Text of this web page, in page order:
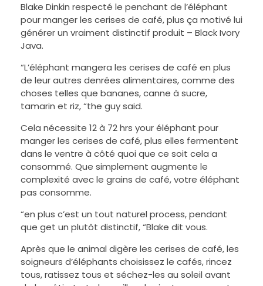
Blake Dinkin respecté le penchant de l’éléphant
pour manger les cerises de café, plus ça motivé lui
générer un vraiment distinctif produit – Black Ivory
Java.
“L’éléphant mangera les cerises de café en plus
de leur autres denrées alimentaires, comme des
choses telles que bananes, canne à sucre,
tamarin et riz, “the guy said.
Cela nécessite 12 à 72 hrs your éléphant pour
manger les cerises de café, plus elles fermentent
dans le ventre à côté quoi que ce soit cela a
consommé. Que simplement augmente le
complexité avec le grains de café, votre éléphant
pas consomme.
“en plus c’est un tout naturel process, pendant
que get un plutôt distinctif, “Blake dit vous.
Après que le animal digère les cerises de café, les
soigneurs d’éléphants choisissez le cafés, rincez
tous, ratissez tous et séchez-les au soleil avant